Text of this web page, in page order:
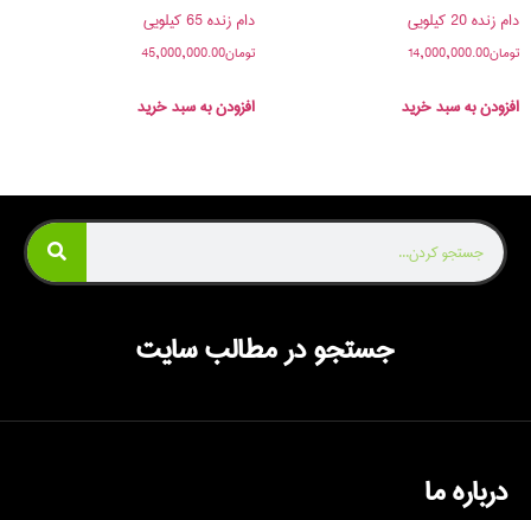
دام زنده 20 کیلویی
تومان14,000,000.00
افزودن به سبد خرید
دام زنده 65 کیلویی
تومان45,000,000.00
افزودن به سبد خرید
جستجو در مطالب سایت
درباره ما